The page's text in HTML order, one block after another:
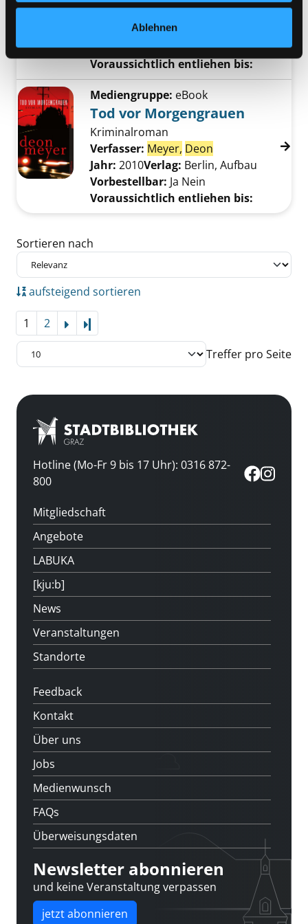
Ablehnen
Vorbestellbar:JaNein
Voraussichtlich entliehen bis:
Mediengruppe: eBook
Tod vor Morgengrauen
Kriminalroman
Verfasser: Meyer, Deon Suche nach
Jahr: 2010Verlag: Berlin, Aufbau
Vorbestellbar: Ja Nein
Voraussichtlich entliehen bis:
Zu den Suchfiltern springen
Sortieren nach
aufsteigend sortieren
1 2
Treffer pro Seite
Hotline (Mo-Fr 9 bis 17 Uhr): 0316 872-
800
Mitgliedschaft
Angebote
LABUKA
[kju:b]
News
Veranstaltungen
Standorte
Feedback
Kontakt
Über uns
Jobs
Medienwunsch
FAQs
Überweisungsdaten
Newsletter abonnieren
und keine Veranstaltung verpassen
jetzt abonnieren